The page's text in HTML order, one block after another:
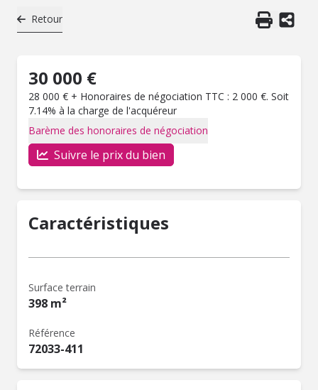
Retour
30 000 €
28 000 € + Honoraires de négociation TTC : 2 000 €. Soit
7.14% à la charge de l'acquéreur
Barème des honoraires de négociation
Suivre le prix du bien
Caractéristiques
Surface terrain
398 m²
Référence
72033-411